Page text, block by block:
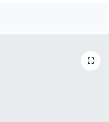
paylaşan gençlerin
için bir araya getirdik.
kaçıran 35